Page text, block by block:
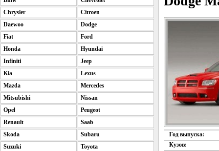
Год выпуска:
Кузов:
Chrysler
Citroen
Daewoo
Dodge
Fiat
Ford
Honda
Hyundai
Infiniti
Jeep
Kia
Lexus
Mazda
Mercedes
Mitsubishi
Nissan
Opel
Peugeot
Renault
Saab
Skoda
Subaru
Suzuki
Toyota